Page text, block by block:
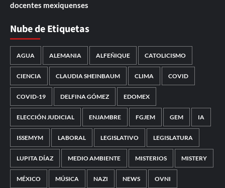
docentes mexiquenses
Nube de Etiquetas
AGUA ALEMANIA ALFEÑIQUE CATOLICISMO
CIENCIA CLAUDIA SHEINBAUM CLIMA COVID
COVID-19 DELFINA GÓMEZ EDOMEX
ELECCIÓN JUDICIAL ENJAMBRE FGJEM GEM IA
ISSEMYM LABORAL LEGISLATIVO LEGISLATURA
LUPITA DÍAZ MEDIO AMBIENTE MISTERIOS MISTERY
MÉXICO MÚSICA NAZI NEWS OVNI